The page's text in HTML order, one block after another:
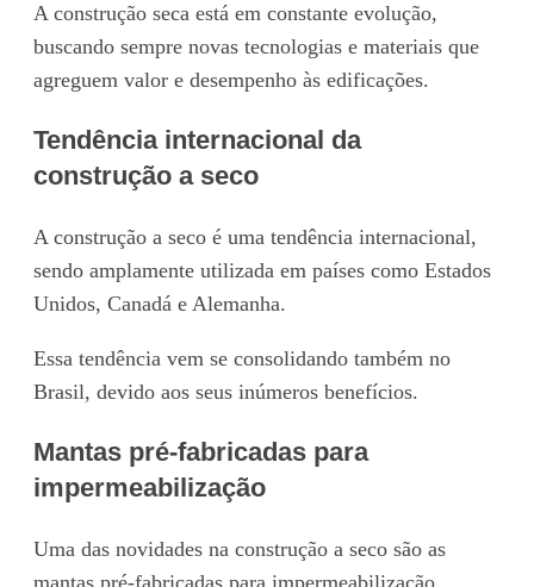
A construção seca está em constante evolução,
buscando sempre novas tecnologias e materiais que
agreguem valor e desempenho às edificações.
Tendência internacional da
construção a seco
A construção a seco é uma tendência internacional,
sendo amplamente utilizada em países como Estados
Unidos, Canadá e Alemanha.
Essa tendência vem se consolidando também no
Brasil, devido aos seus inúmeros benefícios.
Mantas pré-fabricadas para
impermeabilização
Uma das novidades na construção a seco são as